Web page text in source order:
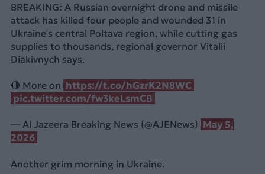
BREAKING: A Russian overnight drone and missile
attack has killed four people and wounded 31 in
Ukraine’s central Poltava region, while cutting gas
supplies to thousands, regional governor Vitalii
Diakivnych says.
🔴 More on https://t.co/hGzrK2N8WC
pic.twitter.com/fw3keLsmCB
— Al Jazeera Breaking News (@AJENews) May 5,
2026
Another grim morning in Ukraine.